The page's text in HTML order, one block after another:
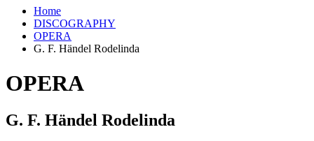
Home
DISCOGRAPHY
OPERA
G. F. Händel Rodelinda
OPERA
G. F. Händel Rodelinda